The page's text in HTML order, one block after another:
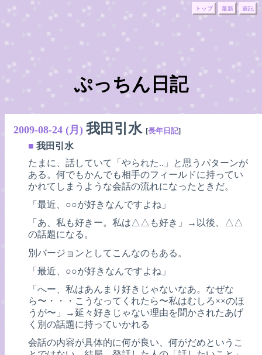
トップ 最新 追記
ぷっちん日記
2009-08-24 (月) 我田引水 [長年日記]
■ 我田引水
たまに、話していて「やられた..」と思うパターンが
ある。何でもかんでも相手のフィールドに持ってい
かれてしまうような会話の流れになったときだ。
「最近、○○が好きなんですよね」
「あ、私も好きー。私は△△も好き」→以後、△△
の話題になる。
別バージョンとしてこんなのもある。
「最近、○○が好きなんですよね」
「へー、私はあんまり好きじゃないなあ。なぜな
ら〜・・・こうなってくれたら〜私はむしろ××のほ
うが〜」→延々好きじゃない理由を聞かされたあげ
く別の話題に持っていかれる
会話の内容が具体的に何が良い、何がだめというこ